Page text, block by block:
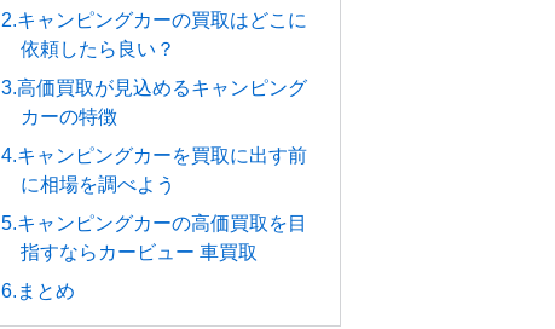
2.キャンピングカーの買取はどこに
依頼したら良い？
3.高価買取が見込めるキャンピング
カーの特徴
4.キャンピングカーを買取に出す前
に相場を調べよう
5.キャンピングカーの高価買取を目
指すならカービュー 車買取
6.まとめ